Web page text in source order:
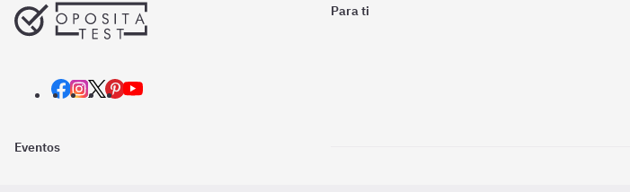
Para ti
Eventos